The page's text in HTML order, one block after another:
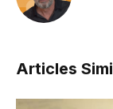
Articles